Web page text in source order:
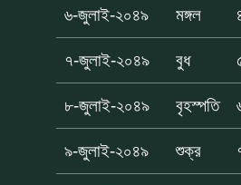
৬-জুলাই-২০৪৯ মঙ্গল
৭-জুলাই-২০৪৯ বুধ
৮-জুলাই-২০৪৯ বৃহস্পতি
৯-জুলাই-২০৪৯ শুক্র